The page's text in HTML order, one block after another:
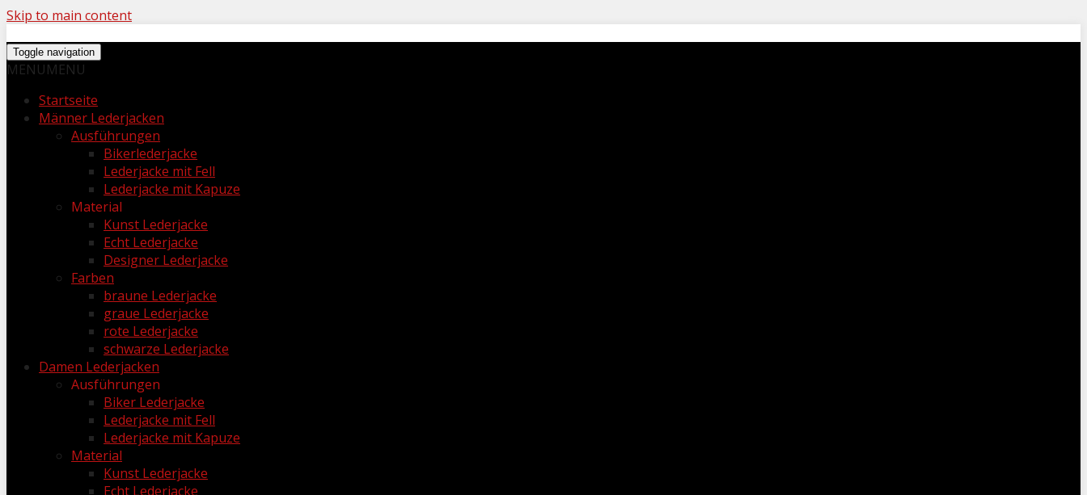
Skip to main content
Toggle navigation
MENUMENU
Startseite
Männer Lederjacken
Ausführungen
Bikerlederjacke
Lederjacke mit Fell
Lederjacke mit Kapuze
Material
Kunst Lederjacke
Echt Lederjacke
Designer Lederjacke
Farben
braune Lederjacke
graue Lederjacke
rote Lederjacke
schwarze Lederjacke
Damen Lederjacken
Ausführungen
Biker Lederjacke
Lederjacke mit Fell
Lederjacke mit Kapuze
Material
Kunst Lederjacke
Echt Lederjacke